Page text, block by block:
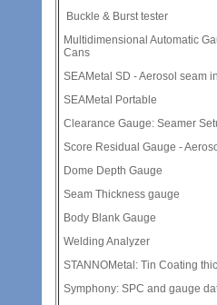
Buckle & Burst tester
Multidimensional Automatic
Cans
SEAMetal SD - Aerosol seam
SEAMetal Portable
Clearance Gauge: Seamer
Score Residual Gauge -
Dome Depth Gauge
Seam Thickness gauge
Body Blank Gauge
Welding Analyzer
STANNOMetal: Tin Coating
Symphony: SPC and gauge